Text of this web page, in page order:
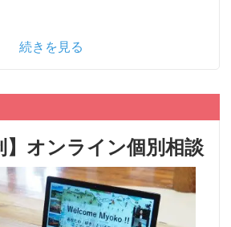
続きを見る
】オンライン個別相談